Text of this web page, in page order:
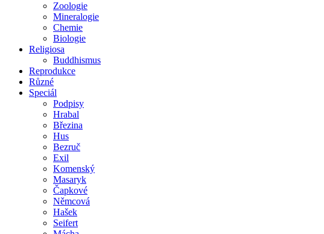
Zoologie
Mineralogie
Chemie
Biologie
Religiosa
Buddhismus
Reprodukce
Různé
Speciál
Podpisy
Hrabal
Březina
Hus
Bezruč
Exil
Komenský
Masaryk
Čapkové
Němcová
Hašek
Seifert